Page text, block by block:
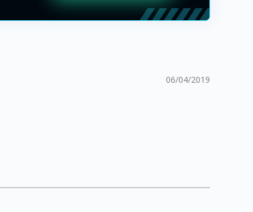
06/04/2019